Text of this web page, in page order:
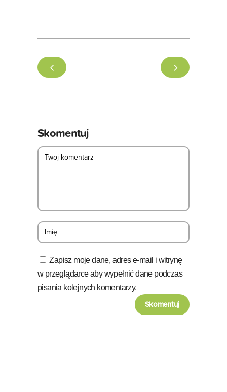
Skomentuj
Zapisz moje dane, adres e-mail i witrynę
w przeglądarce aby wypełnić dane podczas
pisania kolejnych komentarzy.